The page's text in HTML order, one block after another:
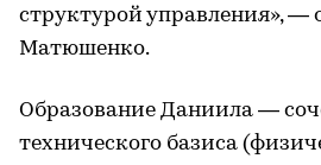
структурой управления», —
Матюшенко.
Образование Даниила —
технического базиса